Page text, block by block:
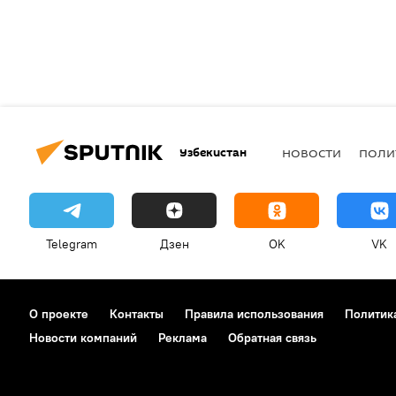
Узбекистан НОВОСТИ
Telegram Дзен OK VK
О проекте Контакты Правила использования
Новости компаний
Реклама Обратная связь